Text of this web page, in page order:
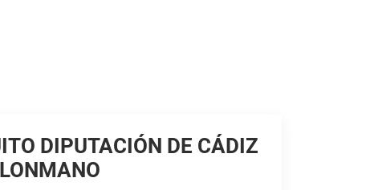
DIPUTACIÓN DE CÁDIZ